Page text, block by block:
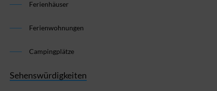
Ferienhäuser
Ferienwohnungen
Campingplätze
Sehenswürdigkeiten